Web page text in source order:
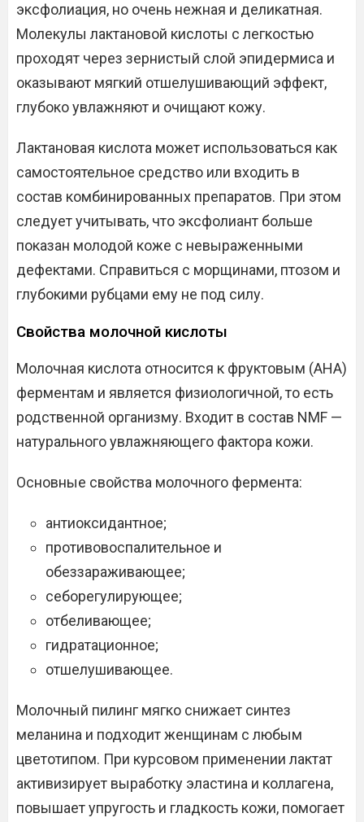
эксфолиация, но очень нежная и деликатная.
Молекулы лактановой кислоты с легкостью
проходят через зернистый слой эпидермиса и
оказывают мягкий отшелушивающий эффект,
глубоко увлажняют и очищают кожу.
Лактановая кислота может использоваться как
самостоятельное средство или входить в
состав комбинированных препаратов. При этом
следует учитывать, что эксфолиант больше
показан молодой коже с невыраженными
дефектами. Справиться с морщинами, птозом и
глубокими рубцами ему не под силу.
Свойства молочной кислоты
Молочная кислота относится к фруктовым (AHA)
ферментам и является физиологичной, то есть
родственной организму. Входит в состав NMF —
натурального увлажняющего фактора кожи.
Основные свойства молочного фермента:
антиоксидантное;
противовоспалительное и
обеззараживающее;
себорегулирующее;
отбеливающее;
гидратационное;
отшелушивающее.
Молочный пилинг мягко снижает синтез
меланина и подходит женщинам с любым
цветотипом. При курсовом применении лактат
активизирует выработку эластина и коллагена,
повышает упругость и гладкость кожи, помогает